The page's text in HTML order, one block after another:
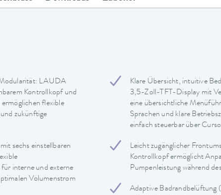
LAUDA
Kontrollkopf und
flexible
zukünftige
sechs einstellbaren
interne und externe
Volumenstrom
Klare Übersicht, intuitive
3,5-Zoll-TFT-Display mit
eine übersichtliche
Sprachen und klare
einfach steuerbar über
Leicht zugänglicher
Kontrollkopf ermöglicht
Pumpenleistung während
Adaptive Badrandbelüftung